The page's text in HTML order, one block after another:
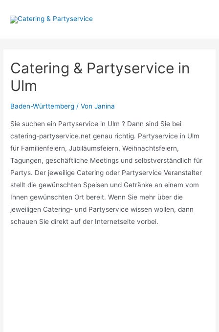
Inhalt
Catering & Partyservice in
Ulm
Baden-Württemberg / VonJanina
Sie suchen ein Partyservice in Ulm ? Dann sind Sie bei
catering-partyservice.net genau richtig. Partyservice in Ulm
für Familienfeiern, Jubiläumsfeiern, Weihnachtsfeiern,
Tagungen, geschäftliche Meetings und selbstverständlich für
Partys. Der jeweilige Catering oder Partyservice Veranstalter
stellt die gewünschten Speisen und Getränke an einem vom
Ihnen gewünschten Ort bereit. Wenn Sie mehr über die
jeweiligen Catering- und Partyservice wissen wollen, dann
schauen Sie direkt auf der Internetseite vorbei.